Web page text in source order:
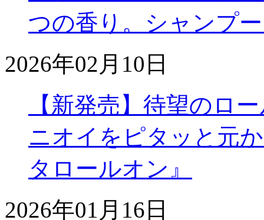
つの香り。シャンプ
2026年02月10日
【新発売】待望のロ
ニオイをピタッと元
タロールオン』
2026年01月16日